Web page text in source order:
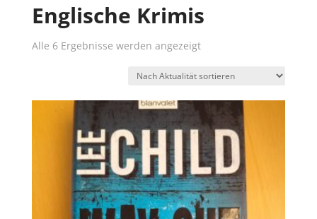
Englische Krimis
Alle 6 Ergebnisse werden angezeigtNach